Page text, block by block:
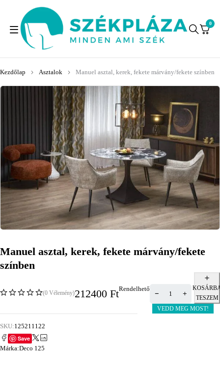
0
Kezdőlap Asztalok Manuel asztal, kerek, fekete márvány/fekete színben
Manuel asztal, kerek, fekete márvány/fekete
színben
(0 Vélemény)212400 FtRendelhető
TESZEM
VEDD MEG MOST!
SKU:125211122
Save
Márka:Deco 125